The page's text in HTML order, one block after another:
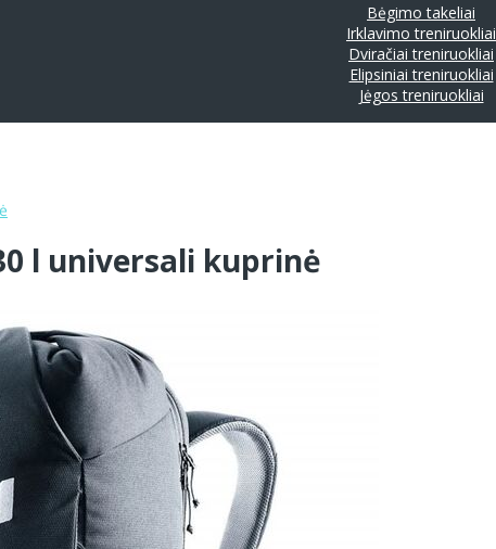
Bėgimo takeliai
Irklavimo treniruokliai
Dviračiai treniruokliai
Elipsiniai treniruokliai
Jėgos treniruokliai
l universali kuprinė